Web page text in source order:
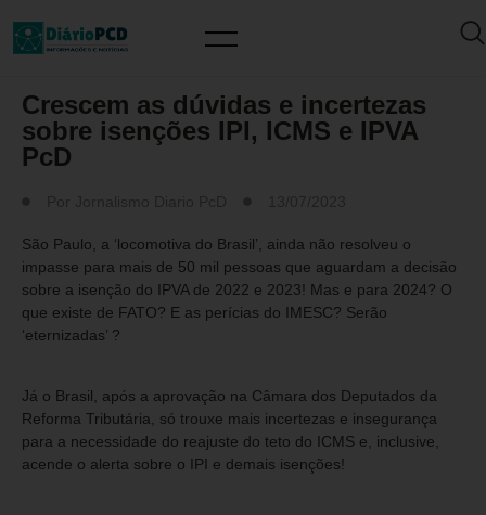
Crescem as dúvidas e incertezas
sobre isenções IPI, ICMS e IPVA
PcD
São Paulo, a ‘locomotiva do Brasil’, ainda não resolveu o
impasse para mais de 50 mil pessoas que aguardam a decisão
sobre a isenção do IPVA de 2022 e 2023! Mas e para 2024? O
que existe de FATO? E as perícias do IMESC? Serão
‘eternizadas’ ?
Já o Brasil, após a aprovação na Câmara dos Deputados da
Reforma Tributária, só trouxe mais incertezas e insegurança
para a necessidade do reajuste do teto do ICMS e, inclusive,
acende o alerta sobre o IPI e demais isenções!